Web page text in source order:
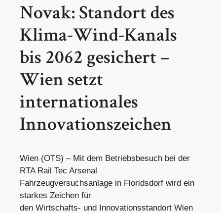
Novak: Standort des
Klima-Wind-Kanals
bis 2062 gesichert –
Wien setzt
internationales
Innovationszeichen
Wien (OTS) – Mit dem Betriebsbesuch bei der
RTA Rail Tec Arsenal
Fahrzeugversuchsanlage in Floridsdorf wird ein
starkes Zeichen für
den Wirtschafts- und Innovationsstandort Wien